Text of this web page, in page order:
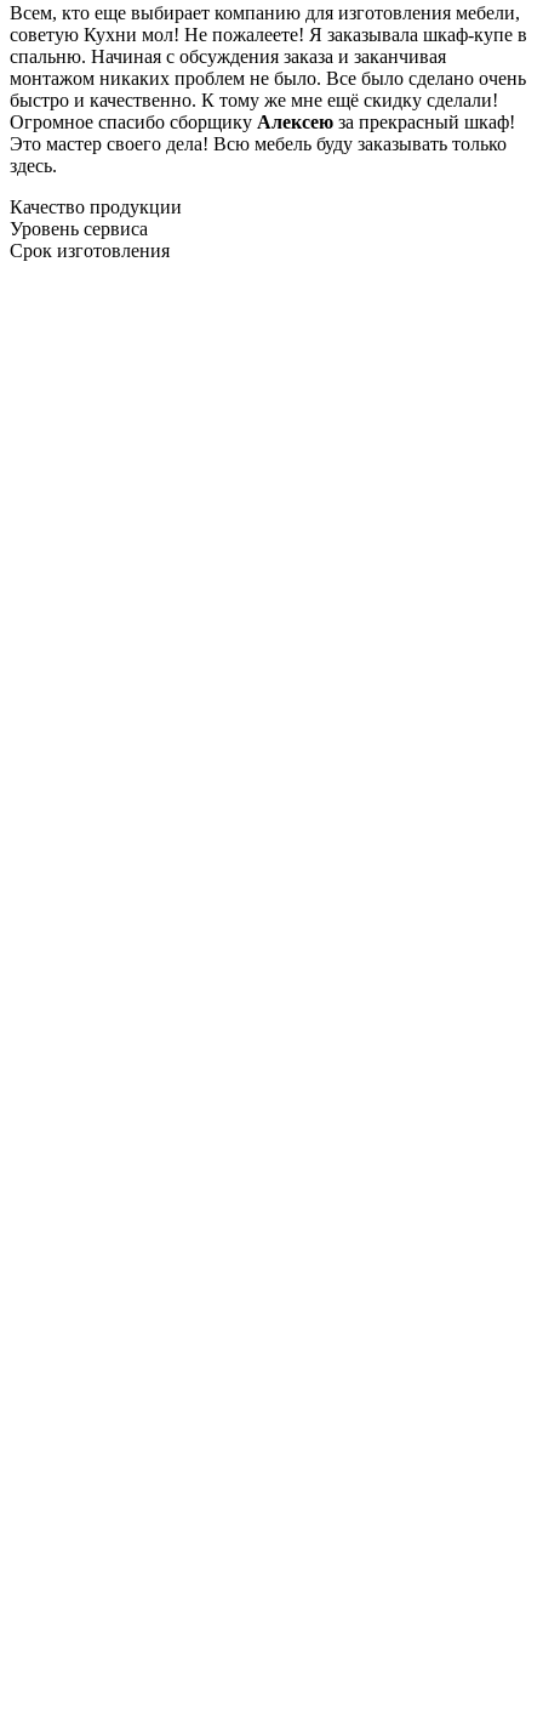
Всем, кто еще выбирает компанию для изготовления мебели,
советую Кухни мол! Не пожалеете! Я заказывала шкаф-купе в
спальню. Начиная с обсуждения заказа и заканчивая
монтажом никаких проблем не было. Все было сделано очень
быстро и качественно. К тому же мне ещё скидку сделали!
Огромное спасибо сборщику Алексею за прекрасный шкаф!
Это мастер своего дела! Всю мебель буду заказывать только
здесь.
Качество продукции
Уровень сервиса
Срок изготовления